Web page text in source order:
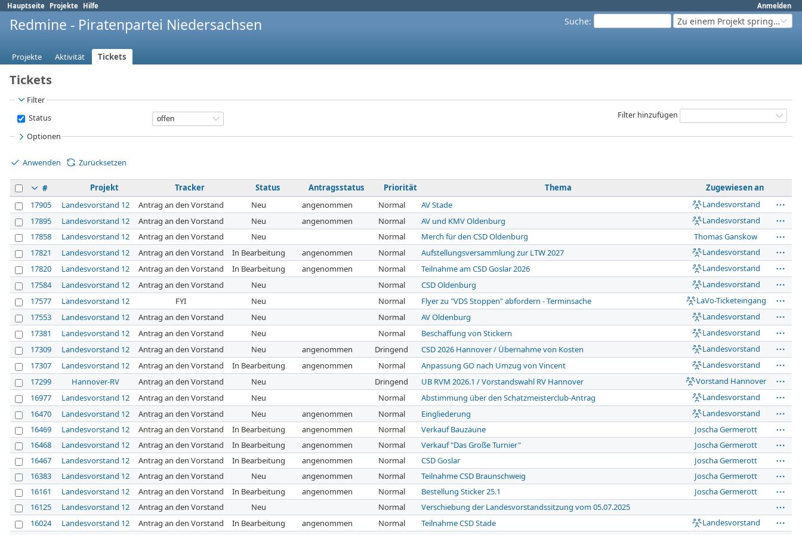
Anmelden
Hauptseite Projekte Hilfe
Suche: Zu einem Projekt springen...
Redmine - Piratenpartei Niedersachsen
Projekte Aktivität Tickets
Tickets
Filter
Status
Filter hinzufügen
Optionen
Anwenden Zurücksetzen
# Projekt Tracker Status Antragsstatus Priorität Thema
Zugewiesen an
17905
Landesvorstand 12 Antrag an den Vorstand Neu angenommen Normal AV Stade
Landesvorstand
17895
Landesvorstand 12 Antrag an den Vorstand Neu angenommen Normal AV und KMV Oldenburg
Landesvorstand
17858
Landesvorstand 12 Antrag an den Vorstand Neu Normal Merch für den CSD Oldenburg
Thomas Ganskow
17821
Landesvorstand 12 Antrag an den Vorstand In Bearbeitung angenommen Normal Aufstellungsversammlung zur LTW 2027
Landesvorstand
17820
Landesvorstand 12 Antrag an den Vorstand In Bearbeitung angenommen Normal Teilnahme am CSD Goslar 2026
Landesvorstand
17584
Landesvorstand 12 Antrag an den Vorstand Neu Normal CSD Oldenburg
Landesvorstand
17577
Landesvorstand 12 FYI Neu Normal Flyer zu "VDS Stoppen" abfordern - Terminsache
LaVo-Ticketeingang
17553
Landesvorstand 12 Antrag an den Vorstand Neu Normal AV Oldenburg
Landesvorstand
17381
Landesvorstand 12 Antrag an den Vorstand Neu Normal Beschaffung von Stickern
Landesvorstand
17309
Landesvorstand 12 Antrag an den Vorstand Neu angenommen Dringend CSD 2026 Hannover / Übernahme von Kosten
Landesvorstand
17307
Landesvorstand 12 Antrag an den Vorstand In Bearbeitung angenommen Normal Anpassung GO nach Umzug von Vincent
Landesvorstand
17299
Hannover-RV Antrag an den Vorstand Neu Dringend UB RVM 2026.1 / Vorstandswahl RV Hannover
Vorstand Hannover
16977
Landesvorstand 12 Antrag an den Vorstand Neu Normal Abstimmung über den Schatzmeisterclub-Antrag
Landesvorstand
16470
Landesvorstand 12 Antrag an den Vorstand Neu angenommen Normal Eingliederung
Landesvorstand
16469
Landesvorstand 12 Antrag an den Vorstand In Bearbeitung angenommen Normal Verkauf Bauzäune
Joscha Germerott
16468
Landesvorstand 12 Antrag an den Vorstand In Bearbeitung angenommen Normal Verkauf "Das Große Turnier"
Joscha Germerott
16467
Landesvorstand 12 Antrag an den Vorstand In Bearbeitung angenommen Normal CSD Goslar
Joscha Germerott
16383
Landesvorstand 12 Antrag an den Vorstand Neu angenommen Normal Teilnahme CSD Braunschweig
Joscha Germerott
16161
Landesvorstand 12 Antrag an den Vorstand In Bearbeitung angenommen Normal Bestellung Sticker 25.1
Joscha Germerott
16125
Landesvorstand 12 Antrag an den Vorstand Neu Normal
Verschiebung der Landesvorstandssitzung vom 05.07.2025
16024
Landesvorstand 12 Antrag an den Vorstand In Bearbeitung angenommen Normal Teilnahme CSD Stade
Landesvorstand